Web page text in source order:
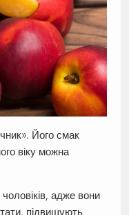
Його смак
віку можна
чоловіків, адже вони
підвищують